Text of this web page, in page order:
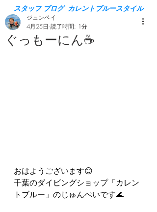
スタッフ ブログ カレントブルースタイル
ぐっもーにん☕️
ジュンペイ
4月25日 読了時間: 1分
おはようございます😊
千葉のダイビングショップ「カレン
トブルー」のじゅんぺいです🌊